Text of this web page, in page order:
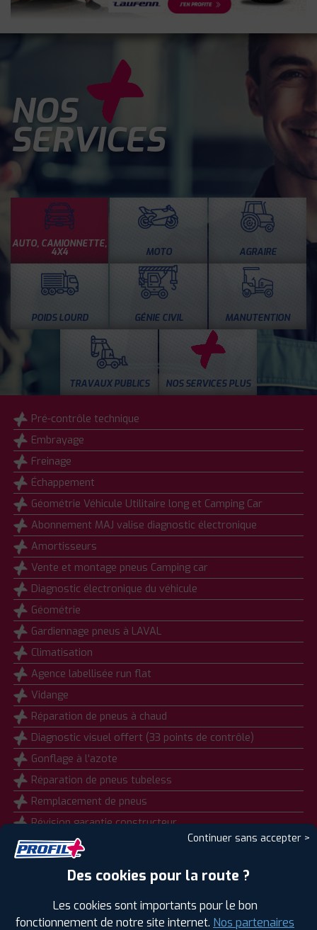
NOS
SERVICES
AUTO, CAMIONNETTE,
4X4 MOTO AGRAIRE
POIDS LOURD GÉNIE CIVIL MANUTENTION
TRAVAUX PUBLICS NOS SERVICES PLUS
Pré-contrôle technique
Embrayage
Freinage
Échappement
Géométrie Véhicule Utilitaire long et Camping Car
Abonnement MAJ valise diagnostic électronique
Amortisseurs
Vente et montage pneus Camping car
Diagnostic électronique du véhicule
Géométrie
Gardiennage pneus à LAVAL
Climatisation
Agence labellisée run flat
Vidange
Réparation de pneus à chaud
Diagnostic visuel offert (33 points de contrôle)
Gonflage à l'azote
Réparation de pneus tubeless
Remplacement de pneus
Révision garantie constructeur
Activation valve électronique (TPMS)
Calibrage Système d'Aides à la Conduite
Continuer sans accepter >
Des cookies pour la route ?
Les cookies sont importants pour le bon
fonctionnement de notre site internet. Nos partenaires